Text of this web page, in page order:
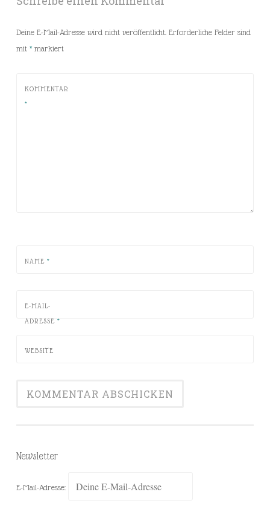
Deine E-Mail-Adresse wird nicht veröffentlicht. Erforderliche Felder sind
mit *markiert
KOMMENTAR
*
NAME *
E-MAIL-
ADRESSE *
WEBSITE
Newsletter
E-Mail-Adresse: